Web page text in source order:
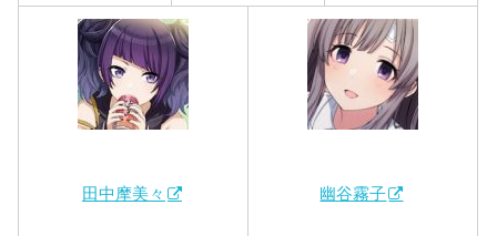
田中摩美々 幽谷霧子